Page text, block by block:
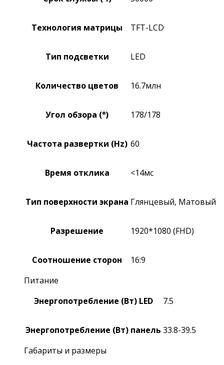
Технология матрицы TFT-LCD
Тип подсветки LED
Количество цветов 16.7млн
Угол обзора (°) 178/178
Частота развертки (Hz) 60
Время отклика <14мс
Тип поверхности экрана Глянцевый, Матовый
Разрешение 1920*1080 (FHD)
Соотношение сторон
16:9
Питание
Энергопотребление (Вт) LED
7.5
Энергопотребление (Вт) панель 33.8-39.5
Габариты и размеры